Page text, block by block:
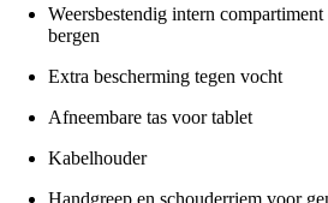
Weersbestendig intern
bergen
Extra bescherming tegen vocht
Afneembare tas voor tablet
Kabelhouder